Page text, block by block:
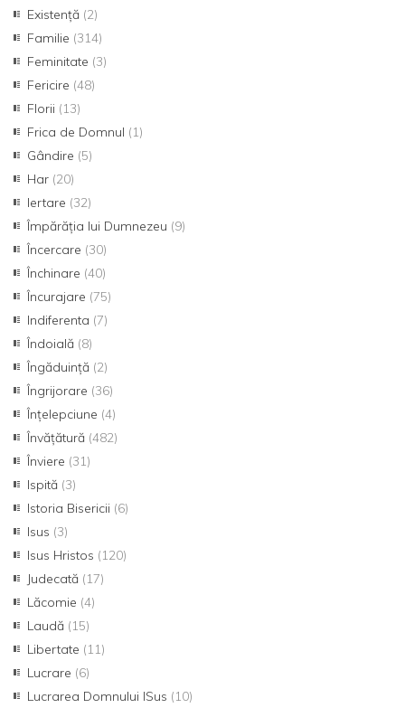
Existență (2)
Familie (314)
Feminitate (3)
Fericire (48)
Florii (13)
Frica de Domnul (1)
Gândire (5)
Har (20)
Iertare (32)
Împărăția lui Dumnezeu (9)
Încercare (30)
Închinare (40)
Încurajare (75)
Indiferenta (7)
Îndoială (8)
Îngăduință (2)
Îngrijorare (36)
Înțelepciune (4)
Învățătură (482)
Înviere (31)
Ispită (3)
Istoria Bisericii (6)
Isus (3)
Isus Hristos (120)
Judecată (17)
Lăcomie (4)
Laudă (15)
Libertate (11)
Lucrare (6)
Lucrarea Domnului ISus (10)